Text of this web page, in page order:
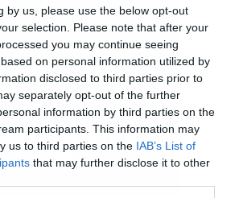
by us, please use the below opt-out
selection. Please note that after your
you may continue seeing
on personal information utilized by
disclosed to third parties prior to
separately opt-out of the further
information by third parties on the
participants. This information may
us to third parties on the IAB’s List of
that may further disclose it to other